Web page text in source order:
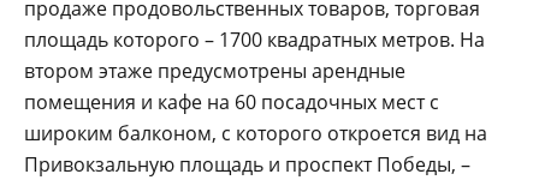
продаже продовольственных товаров, торговая
площадь которого – 1700 квадратных метров. На
втором этаже предусмотрены арендные
помещения и кафе на 60 посадочных мест с
широким балконом, с которого откроется вид на
Привокзальную площадь и проспект Победы, –